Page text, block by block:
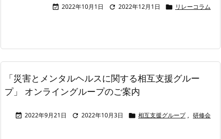
 2022年10月1日  2022年12月1日  リレーコラム
「災害とメンタルヘルスに関する相互支援グルー
プ」 オンライングループのご案内
 2022年9月21日  2022年10月3日  相互支援グループ , 研修会